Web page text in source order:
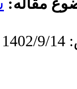
دریافت: 1402/5/28 | پذیرش: 1402/9/14 | انتشار: